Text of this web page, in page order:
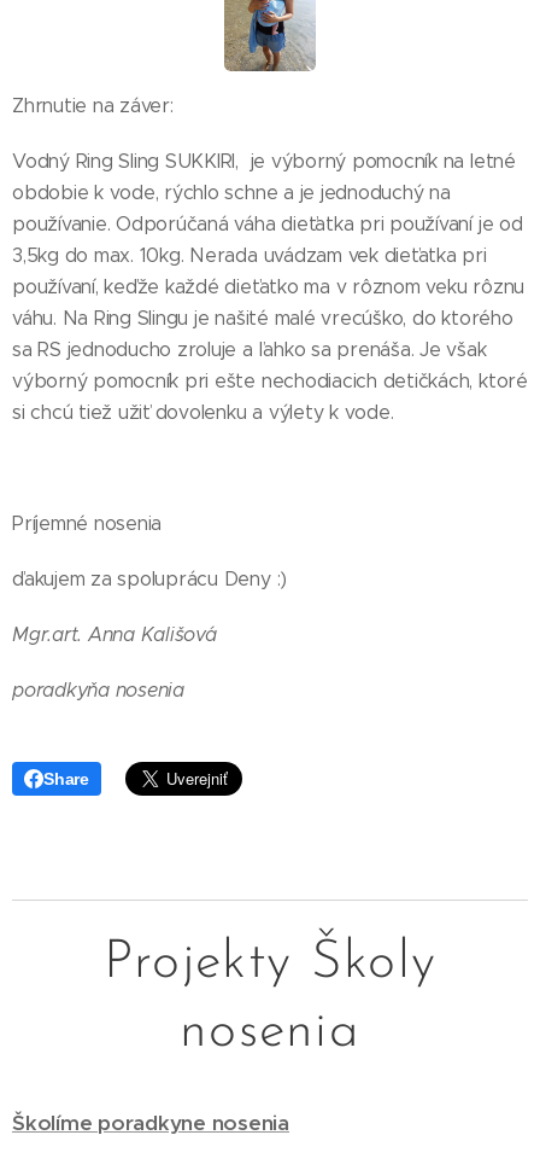
Zhrnutie na záver:
Vodný Ring Sling SUKKIRI, je výborný pomocník na letné
obdobie k vode, rýchlo schne a je jednoduchý na
používanie. Odporúčaná váha dieťatka pri používaní je od
3,5kg do max. 10kg. Nerada uvádzam vek dieťatka pri
používaní, keďže každé dieťatko ma v rôznom veku rôznu
váhu. Na Ring Slingu je našité malé vrecúško, do ktorého
sa RS jednoducho zroluje a ľahko sa prenáša. Je však
výborný pomocník pri ešte nechodiacich detičkách, ktoré
si chcú tiež užiť dovolenku a výlety k vode.
Príjemné nosenia
ďakujem za spoluprácu Deny :)
Mgr.art. Anna Kališová
poradkyňa nosenia
Share
Projekty Školy
nosenia
Školíme poradkyne nosenia